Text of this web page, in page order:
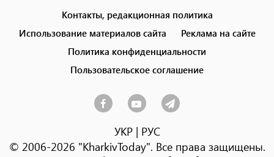
menu
Контакты, редакционная политика
Использование материалов сайта
Реклама на сайте
Политика конфиденциальности
Пользовательское соглашение
УКР| РУС
© 2006-2026 "KharkivToday". Все права защищены.